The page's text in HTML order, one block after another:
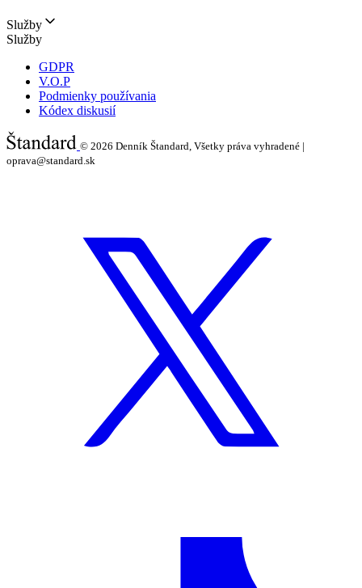
Služby
Služby
GDPR
V.O.P
Podmienky používania
Kódex diskusií
© 2026 Denník Štandard, Všetky práva vyhradené |
oprava@standard.sk